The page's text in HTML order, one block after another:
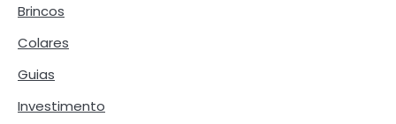
Brincos
Colares
Guias
Investimento